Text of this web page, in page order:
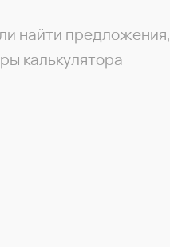
найти предложения,
калькулятора